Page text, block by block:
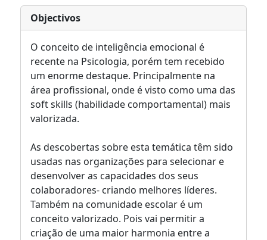
Objectivos
O conceito de inteligência emocional é
recente na Psicologia, porém tem recebido
um enorme destaque. Principalmente na
área profissional, onde é visto como uma das
soft skills (habilidade comportamental) mais
valorizada.
As descobertas sobre esta temática têm sido
usadas nas organizações para selecionar e
desenvolver as capacidades dos seus
colaboradores- criando melhores líderes.
Também na comunidade escolar é um
conceito valorizado. Pois vai permitir a
criação de uma maior harmonia entre a